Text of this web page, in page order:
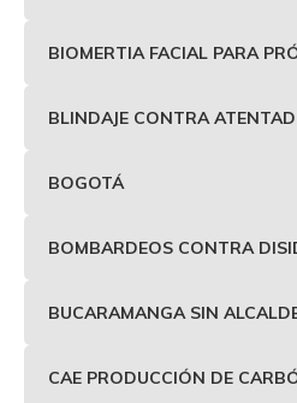
BIOMERTIA FACIAL PARA
BLINDAJE CONTRA
BOGOTÁ
BOMBARDEOS CONTRA
BUCARAMANGA SIN
CAE PRODUCCIÓN DE